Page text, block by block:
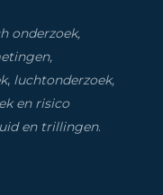
onderzoek,
, luchtonderzoek,
en risico
en trillingen.